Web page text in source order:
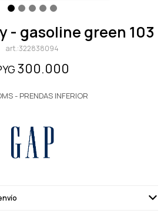
- gasoline green 103
322838094
300.000
- PRENDAS INFERIOR